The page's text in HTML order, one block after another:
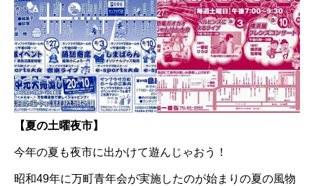
【夏の土曜夜市】
今年の夏も夜市に出かけて遊んじゃおう！
昭和49年に万町青年会が実施したのが始まりの夏の風物